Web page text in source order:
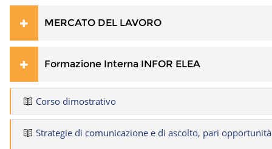
MERCATO DEL LAVORO
Formazione Interna INFOR ELEA
Corso dimostrativo
Strategie di comunicazione e di ascolto, pari